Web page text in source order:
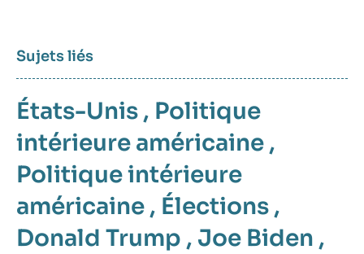
Sujets liés
États-Unis , Politique
intérieure américaine ,
Politique intérieure
américaine , Élections ,
Donald Trump , Joe Biden ,